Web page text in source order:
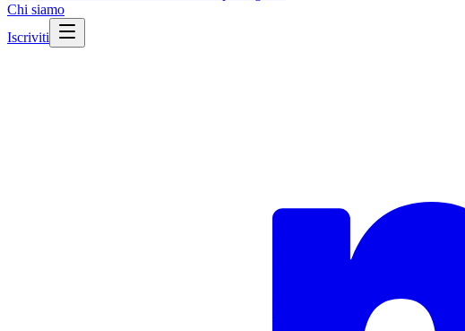
Chi siamo
Iscriviti